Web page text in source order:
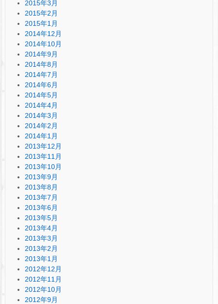
2015年3月
2015年2月
2015年1月
2014年12月
2014年10月
2014年9月
2014年8月
2014年7月
2014年6月
2014年5月
2014年4月
2014年3月
2014年2月
2014年1月
2013年12月
2013年11月
2013年10月
2013年9月
2013年8月
2013年7月
2013年6月
2013年5月
2013年4月
2013年3月
2013年2月
2013年1月
2012年12月
2012年11月
2012年10月
2012年9月